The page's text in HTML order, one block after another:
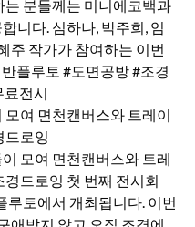
여 면천캔버스와 트레이
드로잉